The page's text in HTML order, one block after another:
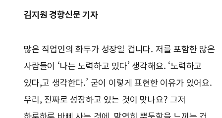
김지원 경향신문 기자
많은 직업인의 화두가 성장일 겁니다. 저를 포함한 많은
사람들이 ‘나는 노력하고 있다’ 생각해요. ‘노력하고
있다,고 생각한다.’ 굳이 이렇게 표현한 이유가 있어요.
우리, 진짜로 성장하고 있는 것이 맞나요? 그저